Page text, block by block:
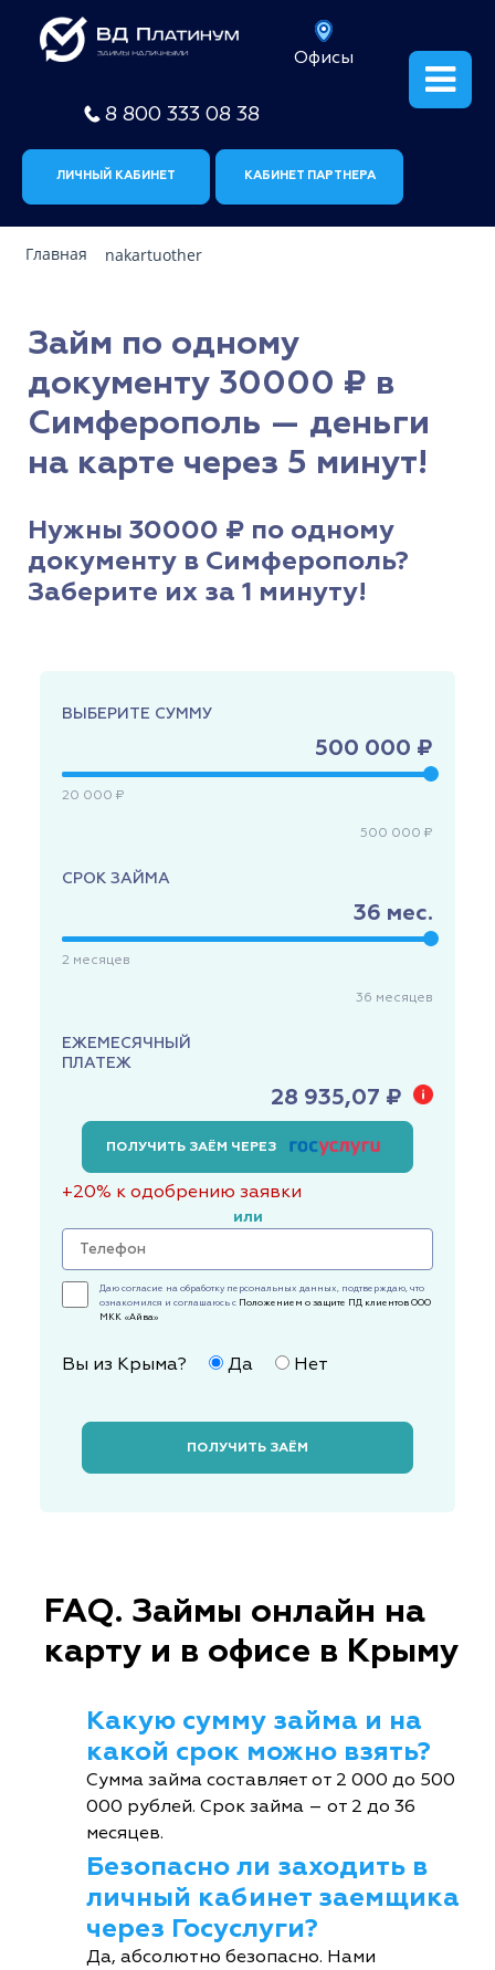
Офисы
8 800 333 08 38
ЛИЧНЫЙ КАБИНЕТ КАБИНЕТ ПАРТНЕРА
Главная nakartuother
Займ по одному
документу 30000 ₽ в
Симферополь — деньги
на карте через 5 минут!
Нужны 30000 ₽ по одному
документу в Симферополь?
Заберите их за 1 минуту!
ВЫБЕРИТЕ СУММУ
500 000 ₽
20 000 ₽
500 000 ₽
СРОК ЗАЙМА
36 мес.
2 месяцев
36 месяцев
ЕЖЕМЕСЯЧНЫЙ
ПЛАТЕЖ
28 935,07 ₽
ПОЛУЧИТЬ ЗАЁМ ЧЕРЕЗ
+20% к одобрению заявки
или
Даю согласие на обработку персональных данных, подтверждаю, что
ознакомился и соглашаюсь с Положением о защите ПД клиентов ООО
МКК «Айва»
Вы из Крыма? Да Нет
ПОЛУЧИТЬ ЗАЁМ
FAQ. Займы онлайн на
карту и в офисе в Крыму
Какую сумму займа и на
какой срок можно взять?
Сумма займа составляет от 2 000 до 500
000 рублей. Срок займа – от 2 до 36
месяцев.
Безопасно ли заходить в
личный кабинет заемщика
через Госуслуги?
Да, абсолютно безопасно. Нами